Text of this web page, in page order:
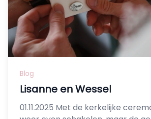
Blog
Lisanne en Wessel
01.11.2025 Met de kerkelijke